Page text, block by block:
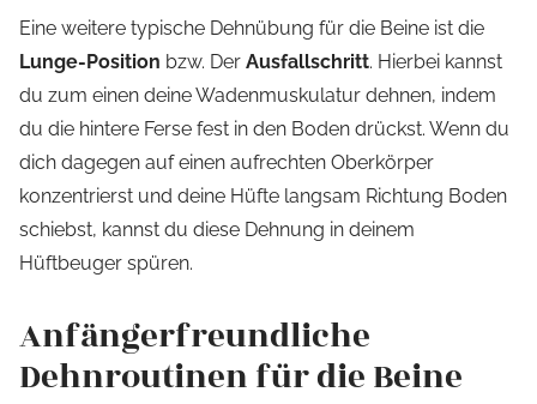
Eine weitere typische Dehnübung für die Beine ist die
Lunge-Position bzw. Der Ausfallschritt. Hierbei kannst
du zum einen deine Wadenmuskulatur dehnen, indem
du die hintere Ferse fest in den Boden drückst. Wenn du
dich dagegen auf einen aufrechten Oberkörper
konzentrierst und deine Hüfte langsam Richtung Boden
schiebst, kannst du diese Dehnung in deinem
Hüftbeuger spüren.
Anfängerfreundliche
Dehnroutinen für die Beine